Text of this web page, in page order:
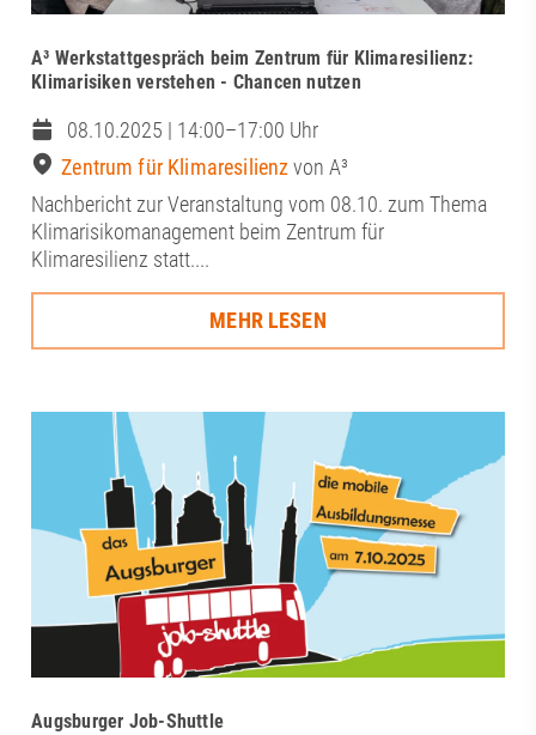
A³ Werkstattgespräch beim Zentrum für Klimaresilienz:
Klimarisiken verstehen - Chancen nutzen
08.10.2025 | 14:00–17:00 Uhr
Zentrum für Klimaresilienz von A³
Nachbericht zur Veranstaltung vom 08.10. zum Thema
Klimarisikomanagement beim Zentrum für
Klimaresilienz statt....
MEHR LESEN
Augsburger Job-Shuttle